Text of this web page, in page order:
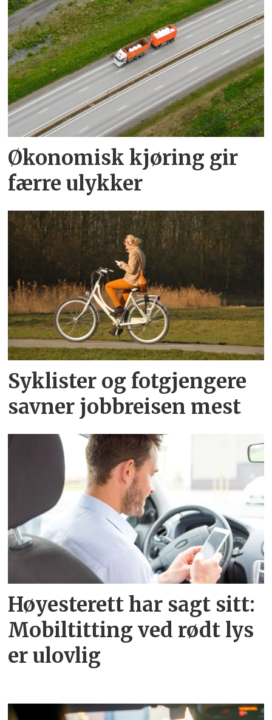
Økonomisk kjøring gir
færre ulykker
Syklister og fotgjengere
savner jobbreisen mest
Høyesterett har sagt sitt:
Mobiltitting ved rødt lys
er ulovlig